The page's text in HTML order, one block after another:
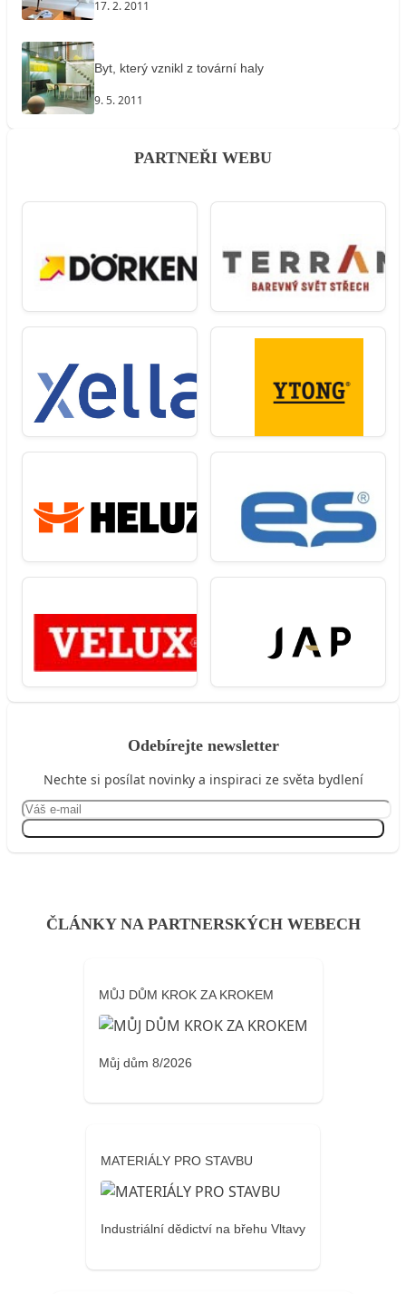
17. 2. 2011
Byt, který vznikl z tovární haly
9. 5. 2011
PARTNEŘI WEBU
Odebírejte newsletter
Nechte si posílat novinky a inspiraci ze světa bydlení
ČLÁNKY NA PARTNERSKÝCH WEBECH
MŮJ DŮM KROK ZA KROKEM
Můj dům 8/2026
MATERIÁLY PRO STAVBU
Industriální dědictví na břehu Vltavy